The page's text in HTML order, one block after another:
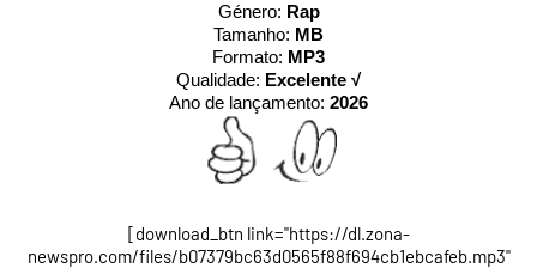
Género: Rap
Tamanho: MB
Formato: MP3
Qualidade: Excelente √
Ano de lançamento: 2026
[download_btn link="https://dl.zona-
newspro.com/files/b07379bc63d0565f88f694cb1ebcafeb.mp3"